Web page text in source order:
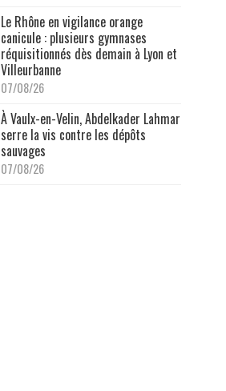
Le Rhône en vigilance orange
canicule : plusieurs gymnases
réquisitionnés dès demain à Lyon et
Villeurbanne
07/08/26
À Vaulx-en-Velin, Abdelkader Lahmar
serre la vis contre les dépôts
sauvages
07/08/26